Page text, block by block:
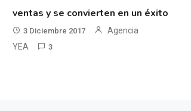
ventas y se convierten en un éxito
3 Diciembre 2017
Agencia
YEA
3